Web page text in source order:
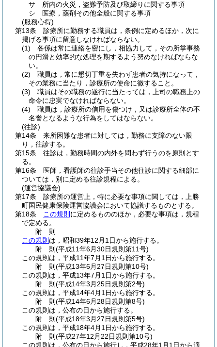
サ
所内の火災，盗難予防及び取締りに関する事項
シ
医療，薬剤その他全般に関する事項
(服務心得)
第13条
診療所に勤務する職員は，条例に定めるほか，次に
掲げる事項に留意しなければならない。
(1)
各係は常に連絡を密にし，相協力して，その所掌事務
の円滑と効率的な処理を期するよう努めなければならな
い。
(2)
職員は，常に懇切丁重を失わず患者の気持になって，
その業務に当たり，診療所の使命に徹すること。
(3)
職員はその職務の遂行に当たっては，上司の職務上の
命令に忠実でなければならない。
(4)
職員は，診療所の信用を傷つけ，又は診療所全体の不
名誉となるような行為をしてはならない。
(往診)
第14条
来所困難な患者に対しては，勤務に支障のない限
り，往診する。
第15条
往診は，勤務時間の内外を問わず行うのを原則とす
る。
第16条
医師，看護師の往診手当その他往診に関する細部に
ついては，別に定める往診規程による。
(運営協議会)
第17条
診療所の運営上，特に必要な事項に関しては，上勝
町国民健康保険運営協議会において協議するものとする。
第18条
この規則 に定めるもののほか，必要な事項は，規程
で定める。
附 則
この規則 は，昭和39年12月1日から施行する。
附 則(平成11年6月30日規則第11号)
この規則は，平成11年7月1日から施行する。
附 則(平成13年6月27日規則第10号)
この規則は，平成13年7月1日から施行する。
附 則(平成14年3月25日規則第2号)
この規則は，平成14年4月1日から施行する。
附 則(平成14年6月28日規則第8号)
この規則は，公布の日から施行する。
附 則(平成18年3月27日規則第5号)
この規則は，平成18年4月1日から施行する。
附 則(平成27年12月22日規則第10号)
この規則は，公布の日から施行し，平成28年1月1日から適